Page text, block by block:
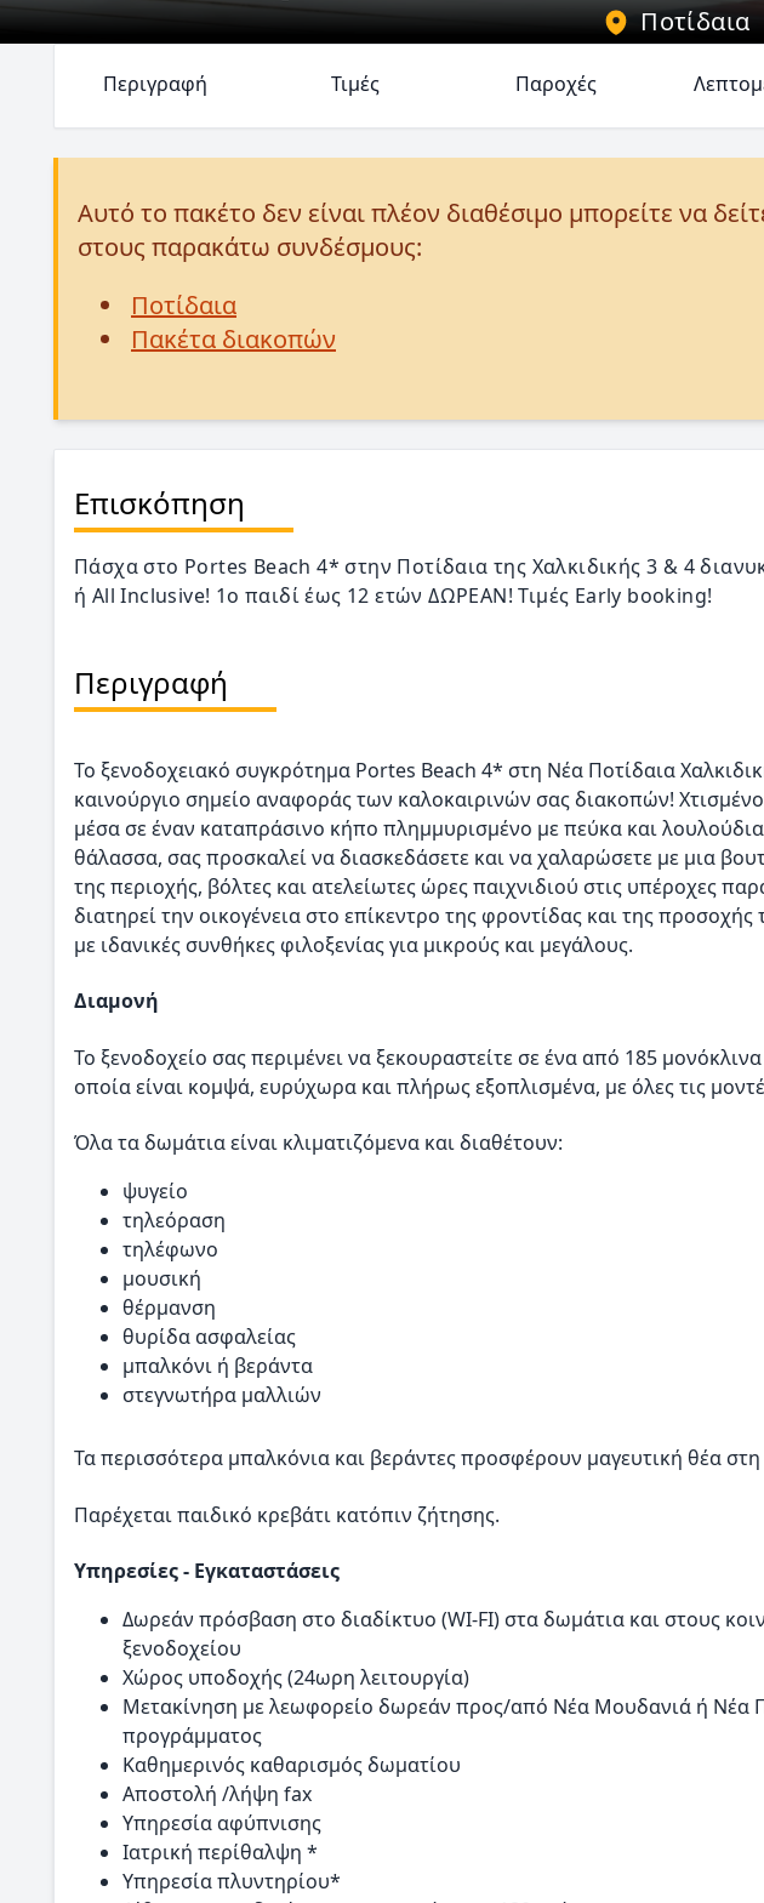
Ποτίδαια
Περιγραφή Τιμές Παροχές
Αυτό το πακέτο δεν είναι πλέον διαθέσιμο μπορείτε να
στους παρακάτω συνδέσμους:
Ποτίδαια
Πακέτα διακοπών
Επισκόπηση
Πάσχα στο Portes Beach 4* στην Ποτίδαια της Χαλκιδικής 3 & 4
ή All Inclusive! 1ο παιδί έως 12 ετών ΔΩΡΕΑΝ! Τιμές Early booking!
Περιγραφή
Το ξενοδοχειακό συγκρότημα Portes Beach 4* στη Νέα Ποτίδαια
καινούργιο σημείο αναφοράς των καλοκαιρινών σας διακοπών!
μέσα σε έναν καταπράσινο κήπο πλημμυρισμένο με πεύκα και
θάλασσα, σας προσκαλεί να διασκεδάσετε και να χαλαρώσετε με μια
της περιοχής, βόλτες και ατελείωτες ώρες παιχνιδιού στις υπέροχες
διατηρεί την οικογένεια στο επίκεντρο της φροντίδας και της
με ιδανικές συνθήκες φιλοξενίας για μικρούς και μεγάλους.
Διαμονή
Το ξενοδοχείο σας περιμένει να ξεκουραστείτε σε ένα από 185
οποία είναι κομψά, ευρύχωρα και πλήρως εξοπλισμένα, με όλες τις
Όλα τα δωμάτια είναι κλιματιζόμενα και διαθέτουν:
ψυγείο
τηλεόραση
τηλέφωνο
μουσική
θέρμανση
θυρίδα ασφαλείας
μπαλκόνι ή βεράντα
στεγνωτήρα μαλλιών
Τα περισσότερα μπαλκόνια και βεράντες προσφέρουν μαγευτική θέα
Παρέχεται παιδικό κρεβάτι κατόπιν ζήτησης.
Υπηρεσίες - Εγκαταστάσεις
Δωρεάν πρόσβαση στο διαδίκτυο (WI-FI) στα δωμάτια και στους
ξενοδοχείου
Χώρος υποδοχής (24ωρη λειτουργία)
Μετακίνηση με λεωφορείο δωρεάν προς/από Νέα Μουδανιά ή Νέα
προγράμματος
Καθημερινός καθαρισμός δωματίου
Αποστολή /λήψη fax
Υπηρεσία αφύπνισης
Ιατρική περίθαλψη *
Υπηρεσία πλυντηρίου*